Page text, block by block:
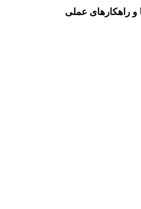
و راهکارهای عملی